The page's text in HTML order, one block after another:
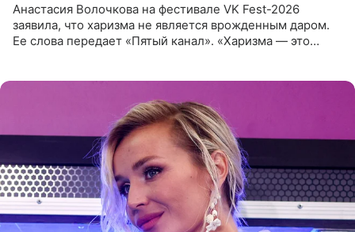
Анастасия Волочкова на фестивале VK Fest-2026
заявила, что харизма не является врожденным даром.
Ее слова передает «Пятый канал». «Харизма — это